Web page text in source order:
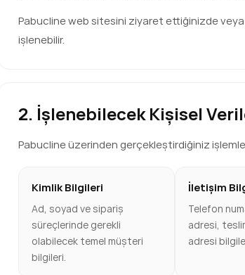
Pabucline web sitesini ziyaret ettiğinizde veya
işlenebilir.
2. İşlenebilecek Kişisel
Pabucline üzerinden gerçekleştirdiğiniz
Kimlik Bilgileri
Ad, soyad ve sipariş
süreçlerinde gerekli
olabilecek temel müşteri
bilgileri.
İletişim
Telefon
adresi,
adresi